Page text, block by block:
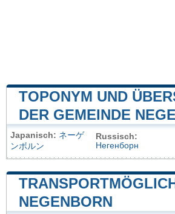
TOPONYM UND
DER GEMEINDE
Japanisch: ネーゲ
ンボルン
Russisch:
Негенборн
NEGENBORN